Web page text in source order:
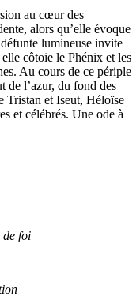
au cœur des
alors qu’elle évoque
lumineuse invite
côtoie le Phénix et les
Au cours de ce périple
de l’azur, du fond des
Tristan et Iseut, Héloïse
et célébrés. Une ode à
de foi